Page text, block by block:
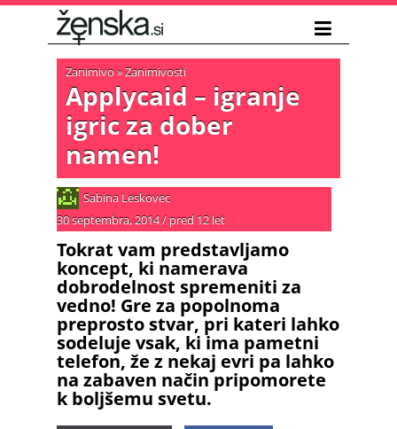
Zanimivo»Zanimivosti
Applycaid – igranje
igric za dober
namen!
Sabina Leskovec
30 septembra, 2014/ pred 12 let
Tokrat vam predstavljamo
koncept, ki namerava
dobrodelnost spremeniti za
vedno! Gre za popolnoma
preprosto stvar, pri kateri lahko
sodeluje vsak, ki ima pametni
telefon, že z nekaj evri pa lahko
na zabaven način pripomorete
k boljšemu svetu.